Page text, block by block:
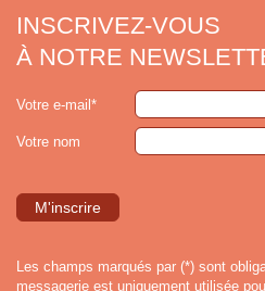
INSCRIVEZ-VOUS
À NOTRE
Votre e-mail*
Votre nom
Les champs marqués par (*) sont
messagerie est uniquement utilisée